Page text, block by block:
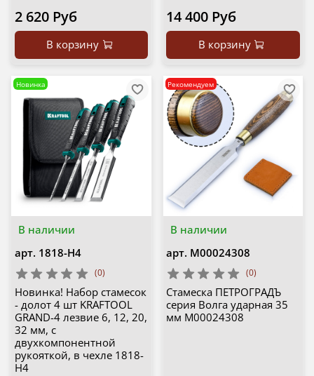
2 620 Руб
В корзину
14 400 Руб
В корзину
В наличии
Новинка
арт. 1818-H4
(0)
Новинка! Набор стамесок
- долот 4 шт KRAFTOOL
GRAND-4 лезвие 6, 12, 20,
32 мм, с
двухкомпонентной
рукояткой, в чехле 1818-
H4
В наличии
Рекомендуем
арт. М00024308
(0)
Стамеска ПЕТРОГРАДЪ
серия Волга ударная 35
мм М00024308